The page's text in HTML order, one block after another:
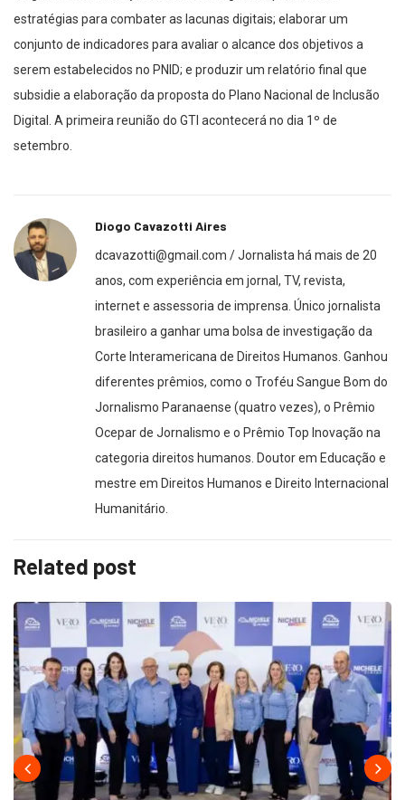
estratégias para combater as lacunas digitais; elaborar um
conjunto de indicadores para avaliar o alcance dos objetivos a
serem estabelecidos no PNID; e produzir um relatório final que
subsidie a elaboração da proposta do Plano Nacional de Inclusão
Digital. A primeira reunião do GTI acontecerá no dia 1º de
setembro.
Diogo Cavazotti Aires
dcavazotti@gmail.com / Jornalista há mais de 20
anos, com experiência em jornal, TV, revista,
internet e assessoria de imprensa. Único jornalista
brasileiro a ganhar uma bolsa de investigação da
Corte Interamericana de Direitos Humanos. Ganhou
diferentes prêmios, como o Troféu Sangue Bom do
Jornalismo Paranaense (quatro vezes), o Prêmio
Ocepar de Jornalismo e o Prêmio Top Inovação na
categoria direitos humanos. Doutor em Educação e
mestre em Direitos Humanos e Direito Internacional
Humanitário.
Related post